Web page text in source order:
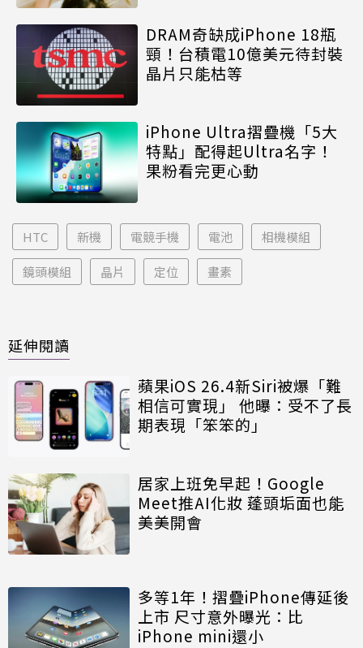
DRAM奇缺成iPhone 18瓶
頸！台積電10億美元待封裝
晶片只能枯等
iPhone Ultra摺疊機「5大
特點」配得起Ultra名字！
果粉看完更心動
HTC 新機 電競手機 電池 相機模組
鏡頭模組 晶片 定位 畫素
延伸閱讀
蘋果iOS 26.4新Siri被爆「難
相信可實現」 他曝：受不了長
期表現「笨笨的」
居家上班免早起！Google
Meet推AI化妝 蓬頭垢面也能
美美開會
多等1年！摺疊iPhone傳延後
上市 尺寸意外曝光：比
iPhone mini還小